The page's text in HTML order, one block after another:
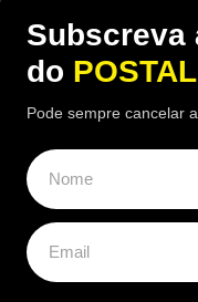
Subscreva
do POSTAL
Pode sempre cancelar